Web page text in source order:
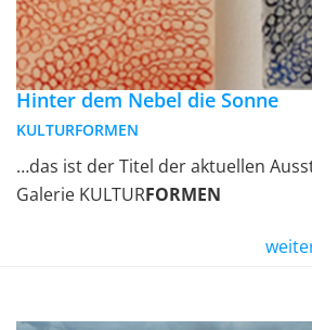
Hinter dem Nebel die Sonne
KULTURFORMEN
…das ist der Titel der aktuellen
Galerie KULTURFORMEN